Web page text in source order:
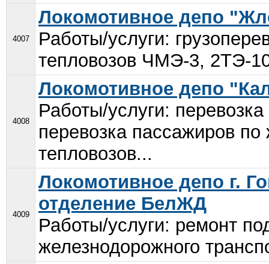
4007
Локомотивное депо
Работы/услуги:
тепловозов ЧМЭ-3, 2ТЭ-
4008
Локомотивное депо
Работы/услуги:
перевозка пассажиров
тепловозов...
4009
Локомотивное депо г.
отделение БелЖД
Работы/услуги: ремонт
железнодорожного